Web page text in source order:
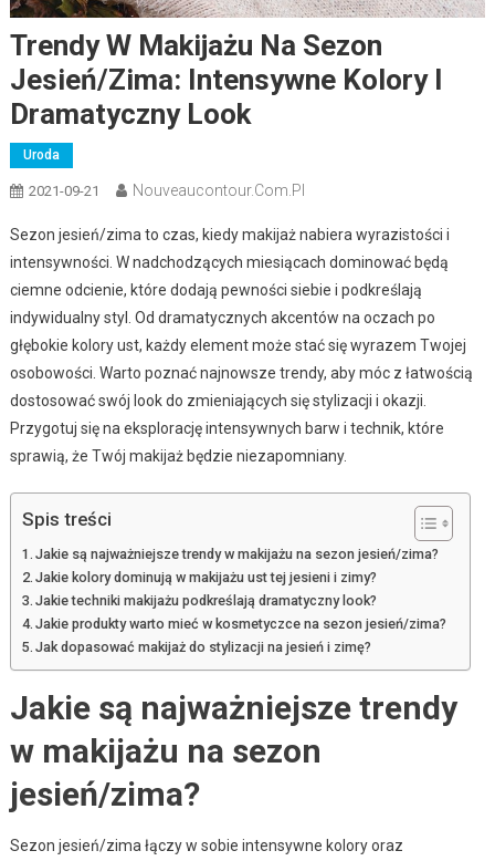
Trendy W Makijażu Na Sezon
Jesień/zima: Intensywne Kolory I
Dramatyczny Look
Uroda
2021-09-21 Nouveaucontour.com.pl
Sezon jesień/zima to czas, kiedy makijaż nabiera wyrazistości i
intensywności. W nadchodzących miesiącach dominować będą
ciemne odcienie, które dodają pewności siebie i podkreślają
indywidualny styl. Od dramatycznych akcentów na oczach po
głębokie kolory ust, każdy element może stać się wyrazem Twojej
osobowości. Warto poznać najnowsze trendy, aby móc z łatwością
dostosować swój look do zmieniających się stylizacji i okazji.
Przygotuj się na eksplorację intensywnych barw i technik, które
sprawią, że Twój makijaż będzie niezapomniany.
Spis treści
Jakie są najważniejsze trendy w makijażu na sezon jesień/zima?
Jakie kolory dominują w makijażu ust tej jesieni i zimy?
Jakie techniki makijażu podkreślają dramatyczny look?
Jakie produkty warto mieć w kosmetyczce na sezon jesień/zima?
Jak dopasować makijaż do stylizacji na jesień i zimę?
Jakie są najważniejsze trendy
w makijażu na sezon
jesień/zima?
Sezon jesień/zima łączy w sobie intensywne kolory oraz